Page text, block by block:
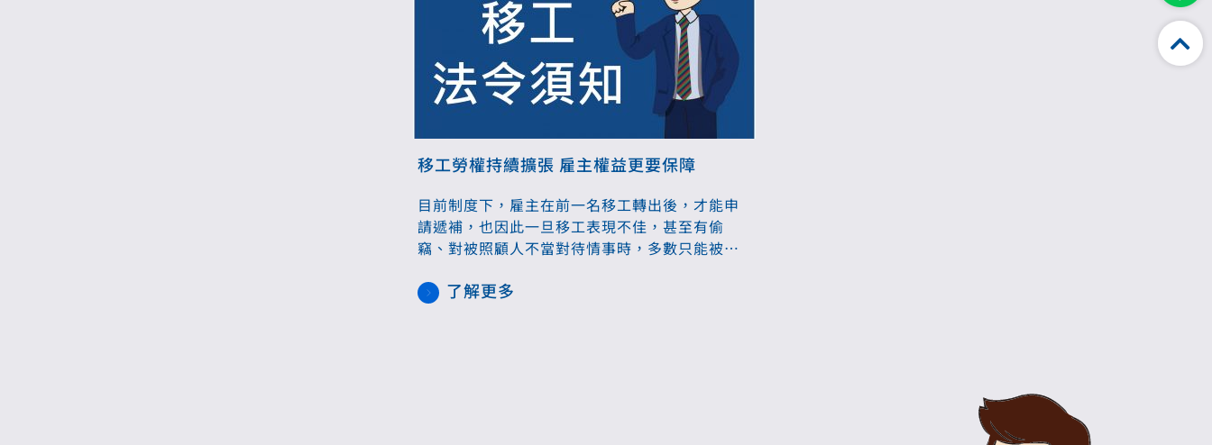
移工勞權持續擴張 雇主權益更要保障
目前制度下，雇主在前一名移工轉出後，才能申
請遞補，也因此一旦移工表現不佳，甚至有偷
竊、對被照顧人不當對待情事時，多數只能被迫
譽理事長黃杲傑認為，勞政機關只處理移工的申
了解更多